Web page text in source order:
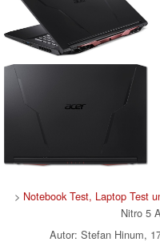
> Notebook Test, Laptop Test
Nitro 5
Autor: Stefan Hinum,